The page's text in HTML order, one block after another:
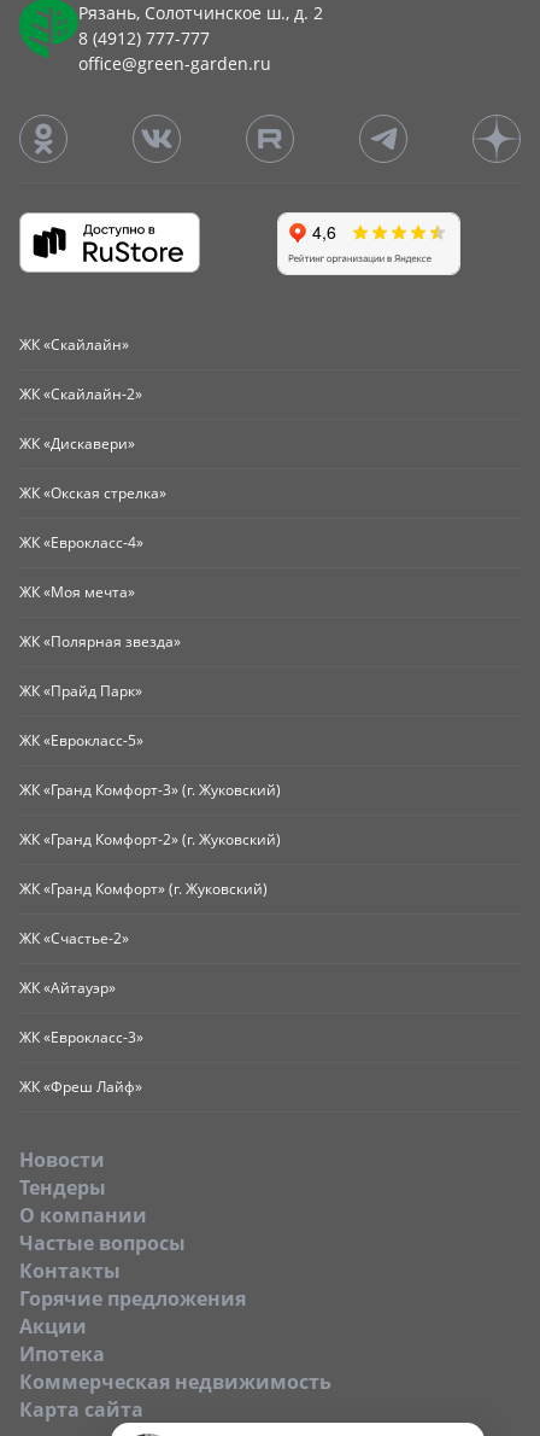
Рязань, Солотчинское ш., д. 2
8 (4912) 777-777
office@green-garden.ru
ЖК «Скайлайн»
ЖК «Скайлайн-2»
ЖК «Дискавери»
ЖК «Окская стрелка»
ЖК «Еврокласс-4»
ЖК «Моя мечта»
ЖК «Полярная звезда»
ЖК «Прайд Парк»
ЖК «Еврокласс-5»
ЖК «Гранд Комфорт-3» (г. Жуковский)
ЖК «Гранд Комфорт-2» (г. Жуковский)
ЖК «Гранд Комфорт» (г. Жуковский)
ЖК «Счастье-2»
ЖК «Айтауэр»
ЖК «Еврокласс-3»
ЖК «Фреш Лайф»
Новости
Тендеры
O компании
Частые вопросы
Контакты
Горячие предложения
Акции
Ипотека
Коммерческая недвижимость
Карта сайта